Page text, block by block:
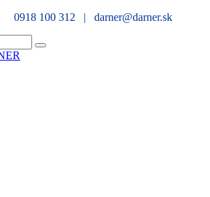
0918 100 312 | darner@darner.sk